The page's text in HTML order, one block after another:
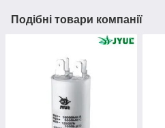
Подібні товари компанії